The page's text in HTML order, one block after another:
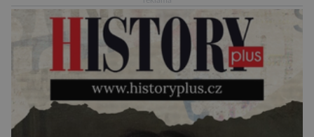
hmyzu. Takové vosičky jsou dosti malé, […]